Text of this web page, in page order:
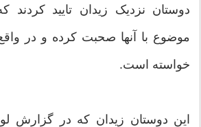
دوستان نزدیک زیدان تایید کردند
موضوع ‏با آنها صحبت کرده و در
خواسته است. ‏
این دوستان زیدان که در گزارش